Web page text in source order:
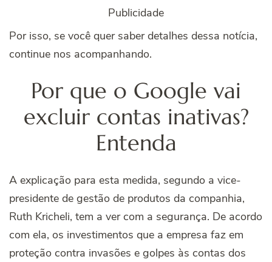
Publicidade
Por isso, se você quer saber detalhes dessa notícia,
continue nos acompanhando.
Por que o Google vai
excluir contas inativas?
Entenda
A explicação para esta medida, segundo a vice-
presidente de gestão de produtos da companhia,
Ruth Kricheli, tem a ver com a segurança. De acordo
com ela, os investimentos que a empresa faz em
proteção contra invasões e golpes às contas dos